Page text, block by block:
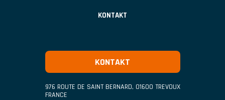
KONTAKT
KONTAKT
976 ROUTE DE SAINT BERNARD, 01600 TREVOUX
FRANCE